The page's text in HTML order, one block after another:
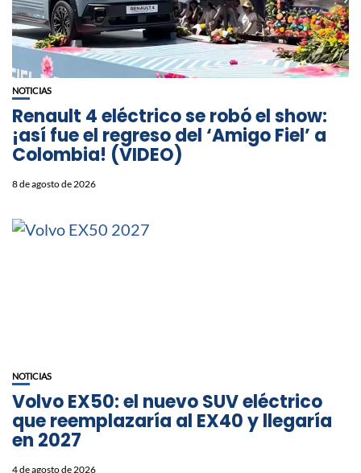
NOTICIAS
Renault 4 eléctrico se robó el show:
¡así fue el regreso del ‘Amigo Fiel’ a
Colombia! (VIDEO)
8 de agosto de 2026
NOTICIAS
Volvo EX50: el nuevo SUV eléctrico
que reemplazaría al EX40 y llegaría
en 2027
4 de agosto de 2026